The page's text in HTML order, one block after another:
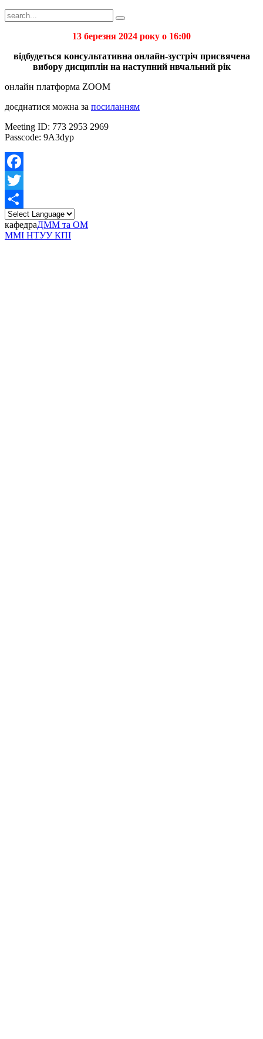
13 березня 2024 року о 16:00
відбудеться консультативна онлайн-зустріч присвячена
вибору дисциплін на наступний нвчальний рік
онлайн платформа ZOOM
доєднатися можна за посиланням
Meeting ID: 773 2953 2969
Passcode: 9A3dyp
Facebook
Twitter
Share
кафедраДММ та ОМ
ММІ НТУУ КПІ